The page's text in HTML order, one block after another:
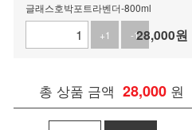
글래스호박포트라벤더-800ml
+1
-128,000원
총 상품 금액 28,000 원